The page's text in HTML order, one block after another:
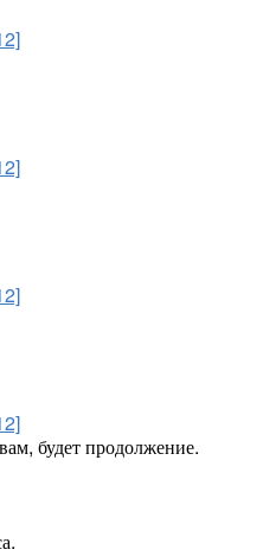
будет продолжение.